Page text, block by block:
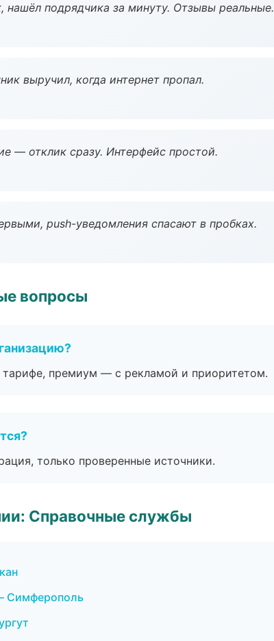
нашёл подрядчика за минуту. Отзывы реальные.
выручил, когда интернет пропал.
— отклик сразу. Интерфейс простой.
push-уведомления спасают в пробках.
вопросы
тарифе, премиум — с рекламой и приоритетом.
только проверенные источники.
Справочные службы
Симферополь